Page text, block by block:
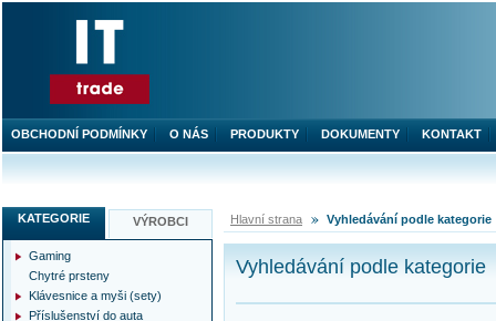
Hlavní strana Vyhledávání podle kategorie
Vyhledávání podle kategorie
KATEGORIE VÝROBCI
Gaming
Chytré prsteny
Klávesnice a myši (sety)
Příslušenství do auta
OBCHODNÍ PODMÍNKY O NÁS PRODUKTY DOKUMENTY KONTAKT